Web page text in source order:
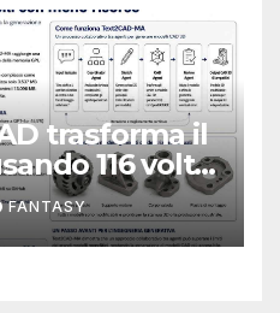
trasforma il
116 volte
FANTASY